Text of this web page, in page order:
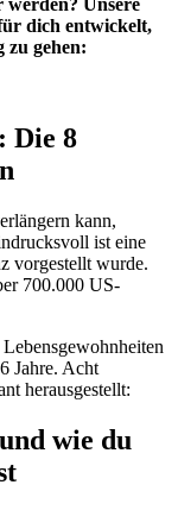
werden? Unsere
dich entwickelt,
zu gehen:
Die 8
kann,
ist eine
vorgestellt wurde.
700.000 US-
Jahre. Acht
herausgestellt:
wie du